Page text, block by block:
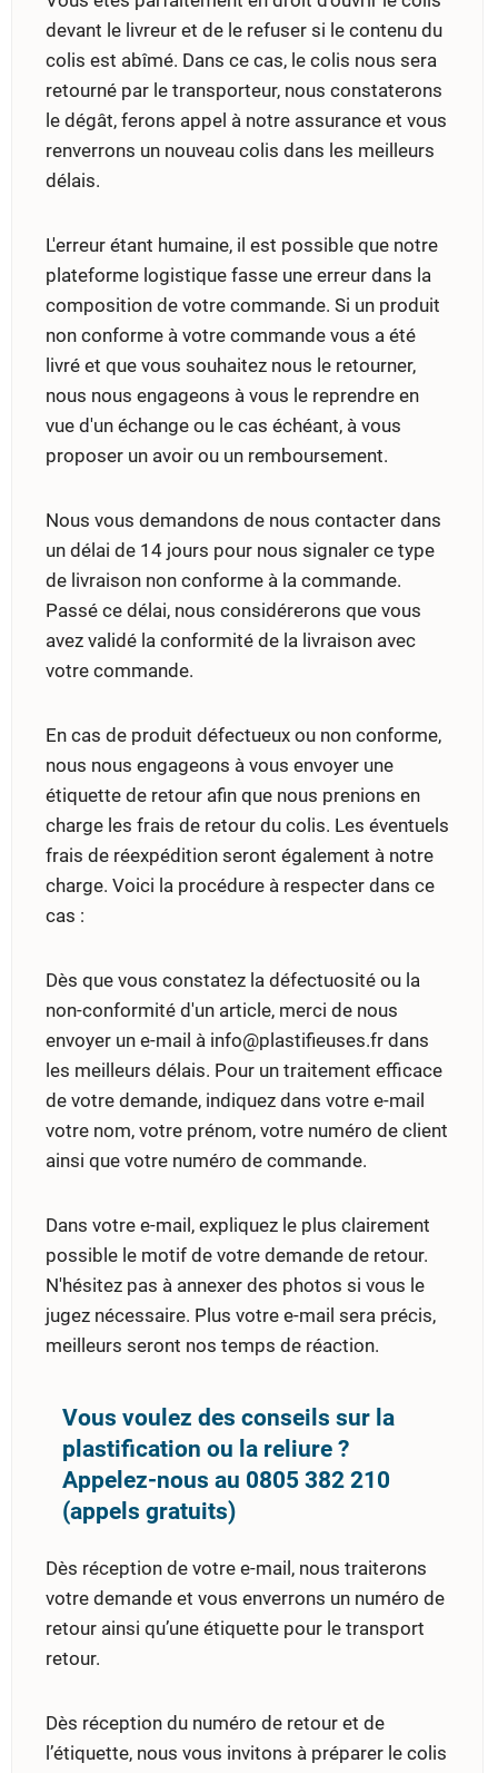
devant le livreur et de le refuser si le contenu du
colis est abîmé. Dans ce cas, le colis nous sera
retourné par le transporteur, nous constaterons
le dégât, ferons appel à notre assurance et vous
renverrons un nouveau colis dans les meilleurs
délais.
L'erreur étant humaine, il est possible que notre
plateforme logistique fasse une erreur dans la
composition de votre commande. Si un produit
non conforme à votre commande vous a été
livré et que vous souhaitez nous le retourner,
nous nous engageons à vous le reprendre en
vue d'un échange ou le cas échéant, à vous
proposer un avoir ou un remboursement.
Nous vous demandons de nous contacter dans
un délai de 14 jours pour nous signaler ce type
de livraison non conforme à la commande.
Passé ce délai, nous considérerons que vous
avez validé la conformité de la livraison avec
votre commande.
En cas de produit défectueux ou non conforme,
nous nous engageons à vous envoyer une
étiquette de retour afin que nous prenions en
charge les frais de retour du colis. Les éventuels
frais de réexpédition seront également à notre
charge. Voici la procédure à respecter dans ce
cas :
Dès que vous constatez la défectuosité ou la
non-conformité d'un article, merci de nous
envoyer un e-mail à info@plastifieuses.fr dans
les meilleurs délais. Pour un traitement efficace
de votre demande, indiquez dans votre e-mail
votre nom, votre prénom, votre numéro de client
ainsi que votre numéro de commande.
Dans votre e-mail, expliquez le plus clairement
possible le motif de votre demande de retour.
N'hésitez pas à annexer des photos si vous le
jugez nécessaire. Plus votre e-mail sera précis,
meilleurs seront nos temps de réaction.
Vous voulez des conseils sur la
plastification ou la reliure ?
Appelez-nous au 0805 382 210
(appels gratuits)
Dès réception de votre e-mail, nous traiterons
votre demande et vous enverrons un numéro de
retour ainsi qu’une étiquette pour le transport
retour.
Dès réception du numéro de retour et de
l’étiquette, nous vous invitons à préparer le colis